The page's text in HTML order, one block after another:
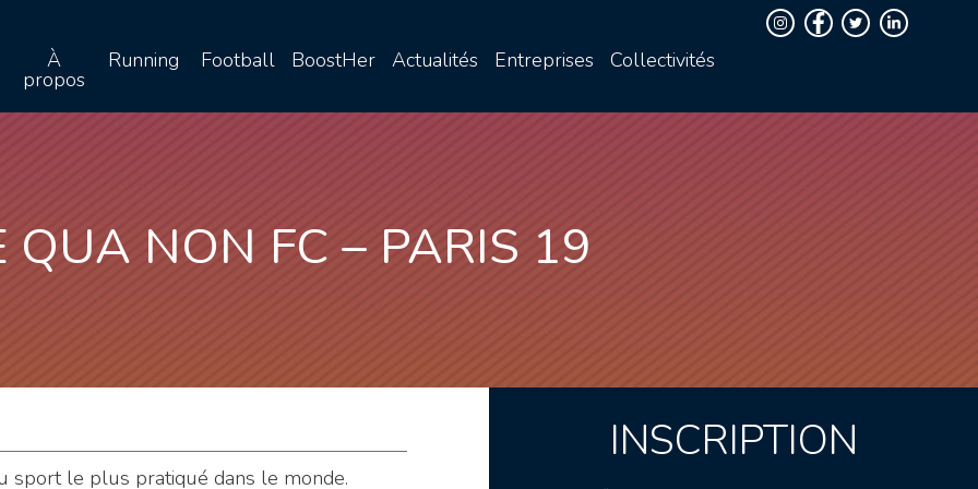
À
propos
Running Football BoostHer Actualités Entreprises Collectivités
QUA NON FC – PARIS 19
sport le plus pratiqué dans le monde.
INSCRIPTION